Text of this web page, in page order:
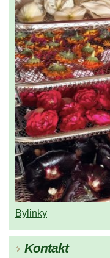
Bylinky
Kontakt